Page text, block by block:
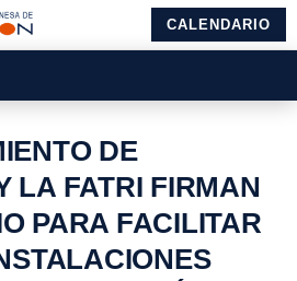
CALENDARIO
DE
LA FATRI FIRMAN
PARA FACILITAR